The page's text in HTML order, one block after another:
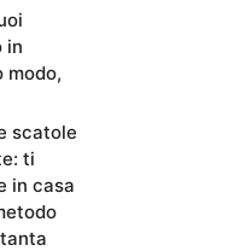
in
modo,
scatole
ti
in casa